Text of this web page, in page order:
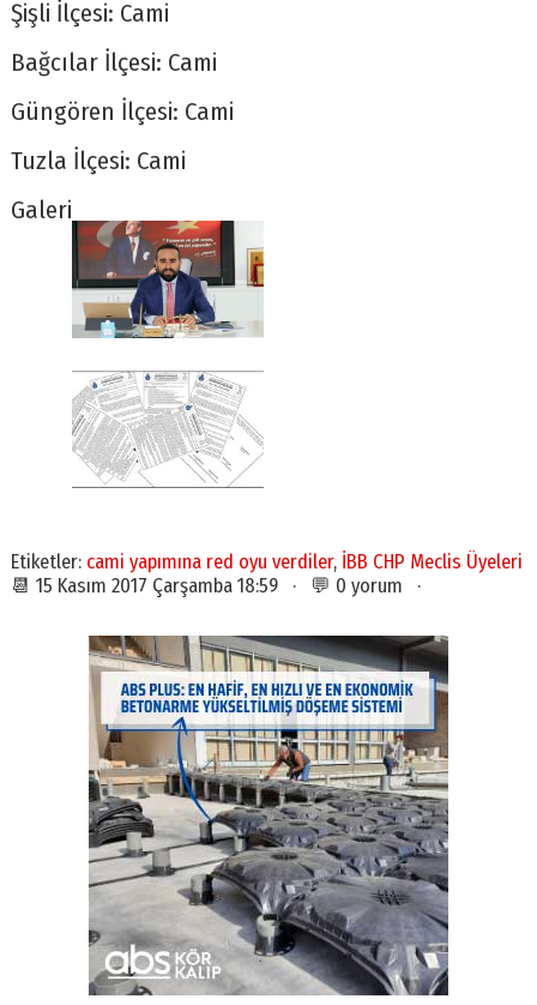
Şişli İlçesi: Cami
Bağcılar İlçesi: Cami
Güngören İlçesi: Cami
Tuzla İlçesi: Cami
Galeri
Etiketler: cami yapımına red oyu verdiler, İBB CHP Meclis Üyeleri
📆 15 Kasım 2017 Çarşamba 18:59 · 💬 0 yorum ·